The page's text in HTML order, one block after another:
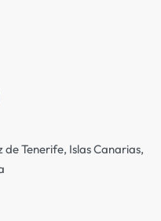
Tenerife, Islas Canarias,